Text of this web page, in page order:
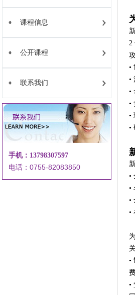
课程信息
公开课程
联系我们
手机：13798307597
电话：0755-82083850
2
•
•
•
•
•
•
•
•
•
•
•
•